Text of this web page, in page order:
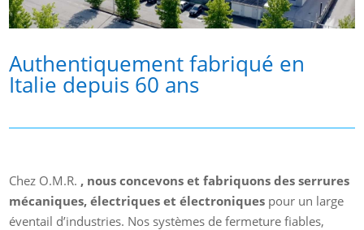
Authentiquement fabriqué en
Italie depuis 60 ans
Chez O.M.R. , nous concevons et fabriquons des serrures
mécaniques, électriques et électroniques pour un large
éventail d’industries. Nos systèmes de fermeture fiables,